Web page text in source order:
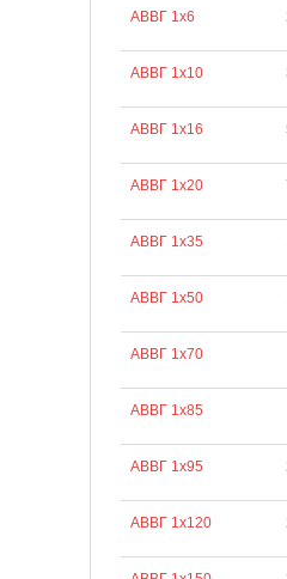
АВВГ 1х6
АВВГ 1х10
АВВГ 1х16
АВВГ 1х20
АВВГ 1х35
АВВГ 1х50
АВВГ 1х70
АВВГ 1х85
АВВГ 1х95
АВВГ 1х120